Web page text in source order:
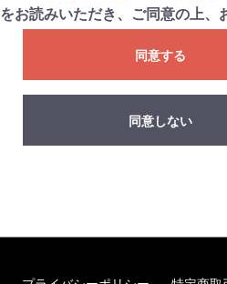
をお読みいただき、ご同意の上、
同意する
同意しない